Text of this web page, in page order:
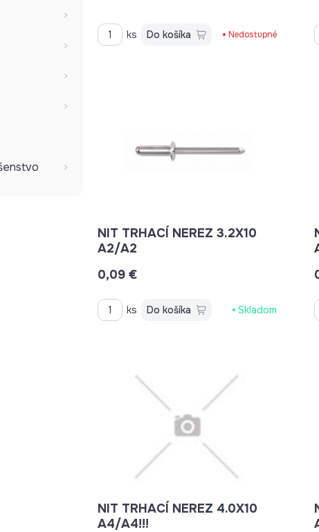
ks Do košíka Nedostupné
NIT TRHACÍ NEREZ 3.2X10
A2/A2
0,09 €
ks Do košíka Skladom
NIT TRHACÍ NEREZ 4.0X10
A4/A4!!!